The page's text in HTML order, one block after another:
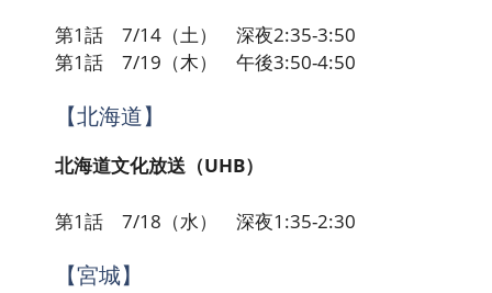
第1話 7/14（土） 深夜2:35-3:50
第1話 7/19（木） 午後3:50-4:50
【北海道】
北海道文化放送（UHB）
第1話 7/18（水） 深夜1:35-2:30
【宮城】